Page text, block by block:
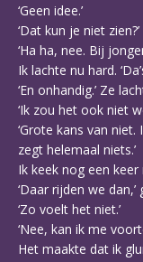
‘Geen idee.’
‘Dat kun je niet
‘Ha ha, nee. Bij
Ik lachte nu hard.
‘En onhandig.’ Ze
‘Ik zou het ook niet
‘Grote kans van
zegt helemaal niets.’
Ik keek nog een
‘Daar rijden we
‘Zo voelt het niet.’
‘Nee, kan ik me
Het maakte dat ik